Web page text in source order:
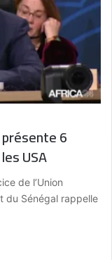
6
USA
de l’Union
du Sénégal rappelle